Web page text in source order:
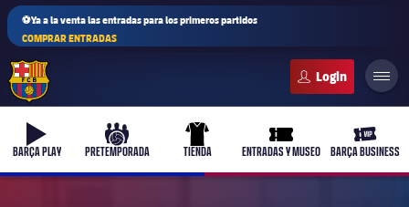
⚽Ya a la venta las entradas para los primeros partidos
COMPRAR ENTRADAS
b-play
BARÇA PLAY
culers-ball
PRETEMPORADA
uniform
TIENDA
ticket-full
ENTRADAS Y MUSEO
ticket-
BARÇA BUSINESS